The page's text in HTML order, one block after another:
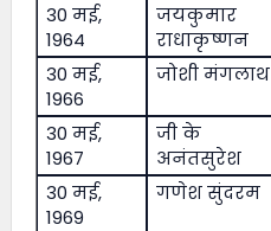
30 मई,
1964
जयकुमार
राधाकृष्णन
30 मई,
1966
जोशी मंगलाथ
30 मई,
1967
जी के
अनंतसुरेश
30 मई,
1969
गणेश सुंदरम